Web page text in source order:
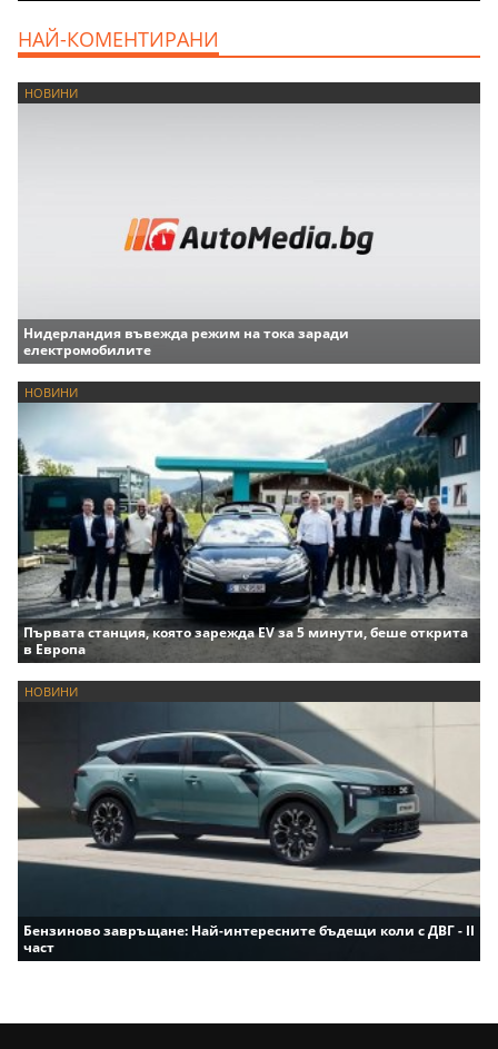
НАЙ-КОМЕНТИРАНИ
НОВИНИ
Нидерландия въвежда режим на тока заради
електромобилите
НОВИНИ
Първата станция, която зарежда EV за 5 минути, беше открита
в Европа
НОВИНИ
Бензиново завръщане: Най-интересните бъдещи коли с ДВГ - II
част